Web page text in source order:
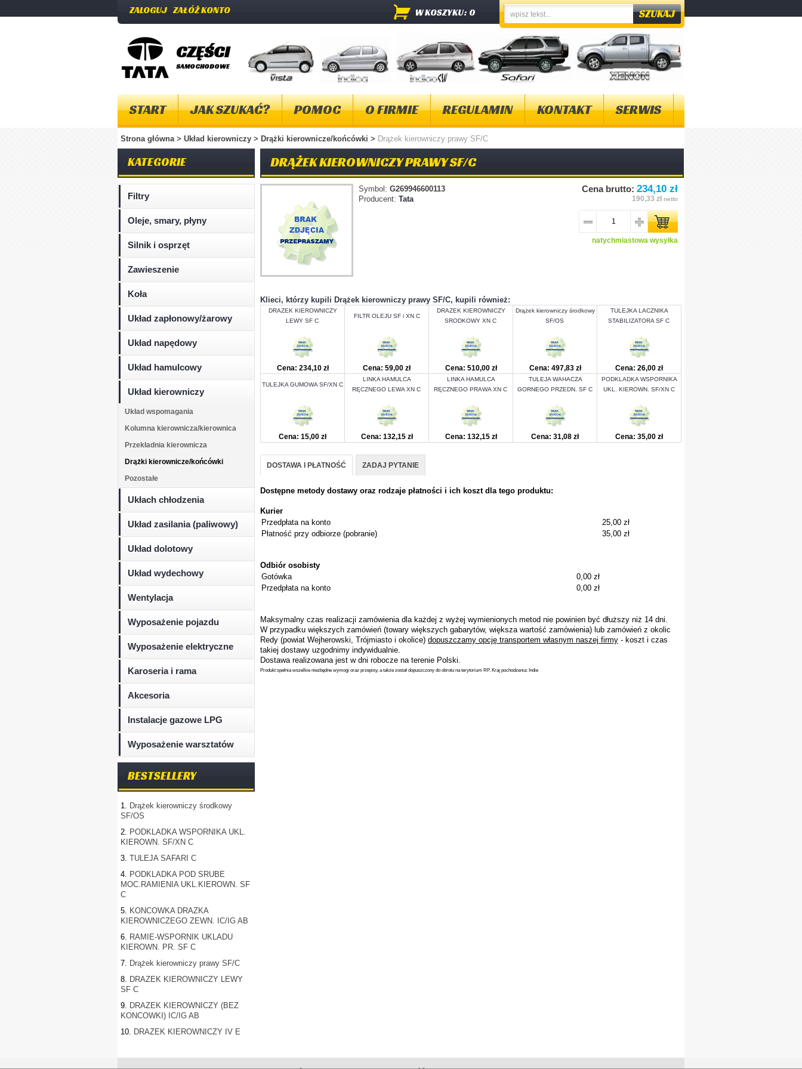
ZALOGUJ ZAŁÓŻ KONTO W KOSZYKU: 0
CZĘŚCI
SAMOCHODOWE
START JAK SZUKAĆ? POMOC O FIRMIE REGULAMIN KONTAKT SERWIS
Strona główna> Układ kierowniczy > Drążki kierownicze/końcówki > Drążek kierowniczy prawy SF/C
KATEGORIE
Filtry
Oleje, smary, płyny
Silnik i osprzęt
Zawieszenie
Koła
Układ zapłonowy/żarowy
Układ napędowy
Układ hamulcowy
Układ kierowniczy
Układ wspomagania
Kolumna kierownicza/kierownica
Przekładnia kierownicza
Drążki kierownicze/końcówki
Pozostałe
Ukłach chłodzenia
Układ zasilania (paliwowy)
Układ dolotowy
Układ wydechowy
Wentylacja
Wyposażenie pojazdu
Wyposażenie elektryczne
Karoseria i rama
Akcesoria
Instalacje gazowe LPG
Wyposażenie warsztatów
BESTSELLERY
1. Drążek kierowniczy środkowy
SF/OS
2. PODKLADKA WSPORNIKA UKL.
KIEROWN. SF/XN C
3. TULEJA SAFARI C
4. PODKLADKA POD SRUBE
MOC.RAMIENIA UKL.KIEROWN. SF
C
5. KONCOWKA DRAZKA
KIEROWNICZEGO ZEWN. IC/IG AB
6. RAMIE-WSPORNIK UKLADU
KIEROWN. PR. SF C
7. Drążek kierowniczy prawy SF/C
8. DRAZEK KIEROWNICZY LEWY
SF C
9. DRAZEK KIEROWNICZY (BEZ
KONCOWKI) IC/IG AB
10. DRAZEK KIEROWNICZY IV E
DRĄŻEK KIEROWNICZY PRAWY SF/C
Symbol: G269946600113
Producent: Tata
Cena brutto: 234,10 zł
190,33 zł netto
natychmiastowa wysyłka
Klieci, którzy kupili Drążek kierowniczy prawy SF/C, kupili również:
DRAZEK KIEROWNICZY
LEWY SF C
FILTR OLEJU SF i XN C
DRAZEK KIEROWNICZY
SRODKOWY XN C
Drążek kierowniczy środkowy
SF/OS
TULEJKA LACZNIKA
STABILIZATORA SF C
Cena: 234,10 zł Cena: 59,00 zł Cena: 510,00 zł Cena: 497,83 zł Cena: 26,00 zł
TULEJKA GUMOWA SF/XN C
LINKA HAMULCA
RĘCZNEGO LEWA XN C
LINKA HAMULCA
RĘCZNEGO PRAWA XN C
TULEJA WAHACZA
GORNEGO PRZEDN. SF C
PODKLADKA WSPORNIKA
UKL. KIEROWN. SF/XN C
Cena: 15,00 zł Cena: 132,15 zł Cena: 132,15 zł Cena: 31,08 zł Cena: 35,00 zł
DOSTAWA I PŁATNOŚĆ ZADAJ PYTANIE
Dostępne metody dostawy oraz rodzaje płatności i ich koszt dla tego produktu:
Kurier
Przedpłata na konto
25,00 zł
Płatność przy odbiorze (pobranie)
35,00 zł
Odbiór osobisty
Gotówka
0,00 zł
Przedpłata na konto
0,00 zł
Maksymalny czas realizacji zamówienia dla każdej z wyżej wymienionych metod nie powinien być dłuższy niż 14 dni.
W przypadku większych zamówień (towary większych gabarytów, większa wartość zamówienia) lub zamówień z okolic
Redy (powiat Wejherowski, Trójmiasto i okolice) dopuszczamy opcję transportem własnym naszej firmy - koszt i czas
takiej dostawy uzgodnimy indywidualnie.
Dostawa realizowana jest w dni robocze na terenie Polski.
Produkt spełnia wszelkie niezbędne wymogi oraz przepisy, a także został dopuszczony do obrotu na terytorium RP. Kraj pochodzenia: Indie